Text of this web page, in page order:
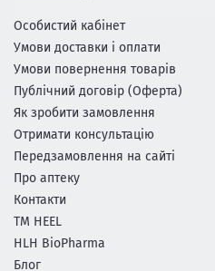
Особистий кабінет
Умови доставки і оплати
Умови повернення товарів
Публічний договір (Оферта)
Як зробити замовлення
Отримати консультацію
Передзамовлення на сайті
Про аптеку
Контакти
ТМ HEEL
HLH BioPharma
Блог